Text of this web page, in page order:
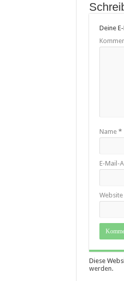
Deine
Name *
E-Mail-
Website
Diese
werden.